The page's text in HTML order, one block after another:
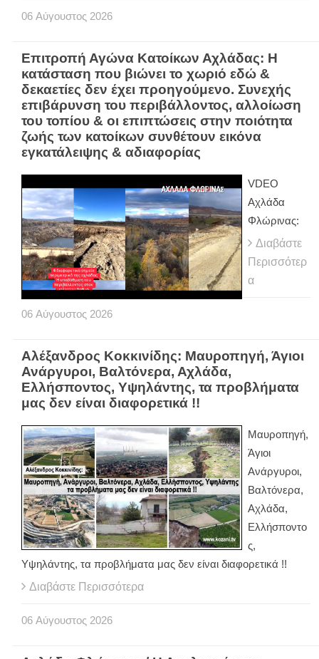
06 Αύγουστος 2026
Επιτροπή Αγώνα Κατοίκων Αχλάδας: Η
κατάσταση που βιώνει το χωριό εδώ &
δεκαετίες δεν έχει προηγούμενο. Συνεχής
επιβάρυνση του περιβάλλοντος, αλλοίωση
του τοπίου & οι επιπτώσεις στην ποιότητα
ζωής των κατοίκων συνθέτουν εικόνα
εγκατάλειψης & αδιαφορίας
VDEO
Αχλάδα
Φλώρινας:
Διαβάστε
Περισσότερ
α
06 Αύγουστος 2026
Αλέξανδρος Κοκκινίδης: Μαυροπηγή, Άγιοι
Ανάργυροι, Βαλτόνερα, Αχλάδα,
Ελλήσποντος, Υψηλάντης, τα προβλήματα
μας δεν είναι διαφορετικά !!
Μαυροπηγή,
Άγιοι
Ανάργυροι,
Βαλτόνερα,
Αχλάδα,
Ελλήσποντο
ς,
Υψηλάντης, τα προβλήματα μας δεν είναι διαφορετικά !!
Διαβάστε Περισσότερα
06 Αύγουστος 2026